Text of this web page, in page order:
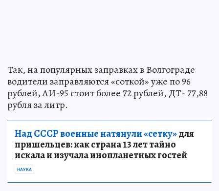
Так, на популярных заправках в Волгограде
водители заправляются «соткой» уже по 96
рублей, АИ-95 стоит более 72 рублей, ДТ- 77,88
рубля за литр.
Над СССР военные натянули «сетку»для
пришельцев: как страна 13 лет тайно
искала и изучала инопланетных гостей
НАУКА